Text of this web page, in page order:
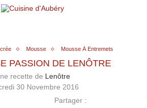
Mousse Mousse À Entremets
PASSION DE LENÔTRE
recette de Lenôtre
30 Novembre 2016
Partager :